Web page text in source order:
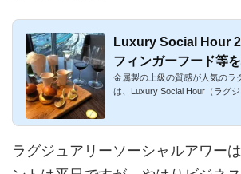
Luxury Social Hour
フィンガーフード等
ジュアリーカードの
金属製の上級の質感が人気のラ
は、Luxury Social Hour（ラグジ
ラグジュアリーソーシャルアワー